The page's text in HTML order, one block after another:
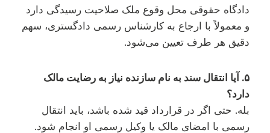
دادگاه حقوقی محل وقوع ملک صلاحیت رسیدگی دارد
و معمولاً با ارجاع به کارشناس رسمی دادگستری، سهم
دقیق هر طرف تعیین می‌شود.
۵. آیا انتقال سند به نام سازنده نیاز به رضایت مالک
دارد؟
بله. حتی اگر در قرارداد قید شده باشد، باید انتقال
رسمی با امضای مالک یا وکیل رسمی او انجام شود.